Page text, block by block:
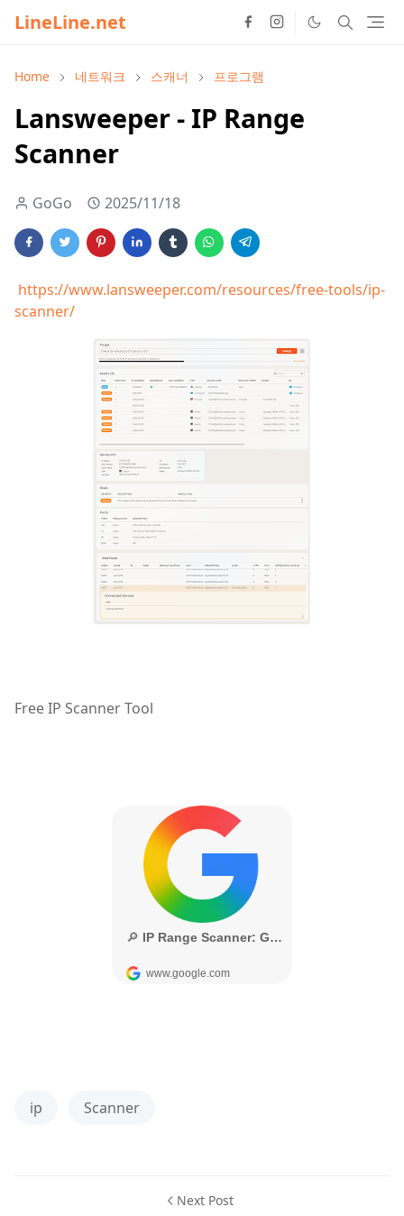
LineLine.net
Home 네트워크 스캐너 프로그램
Lansweeper - IP Range
Scanner
GoGo 2025/11/18
https://www.lansweeper.com/resources/free-tools/ip-
scanner/
Free IP Scanner Tool
ip Scanner
Next Post